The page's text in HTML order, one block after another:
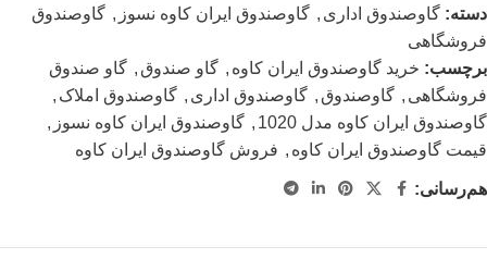
دسته: گاوصندوق اداری , گاوصندوق ایران کاوه نسوز , گاوصندوق
فروشگاهی
برچسب: خرید گاوصندوق ایران کاوه , گاو صندوق , گاو صندوق
فروشگاهی , گاوصندوق , گاوصندوق اداری , گاوصندوق املاک ,
گاوصندوق ایران کاوه مدل 1020
, گاوصندوق ایران کاوه نسوز ,
قیمت گاوصندوق ایران کاوه , فروش گاوصندوق ایران کاوه
هم‌رسانی: